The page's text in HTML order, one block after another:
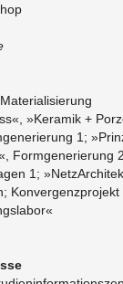
»Keramik +
1;
Formgenerierung
1;
Konvergenzprojekt